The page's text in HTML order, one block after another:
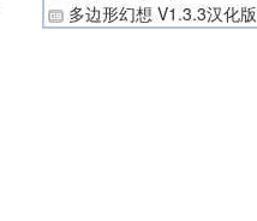
多边形幻想 V1.3.3汉化版